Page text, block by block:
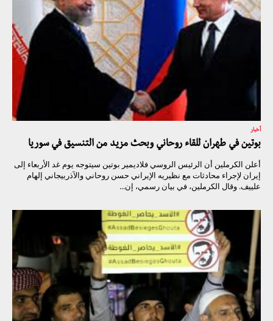
أخبار
بوتين في طهران للقاء روحاني وبحث مزيد من التنسيق في سوريا
أعلن الكرملين أن الرئيس الروسي فلاديمير بوتين سيتوجه يوم غد الأربعاء إلى
إيران لإجراء محادثات مع نظيريه الإيراني حسن روحاني والآذربيجاني إلهام
علييف. وقال الكرملين، في بيان رسمي، إن...